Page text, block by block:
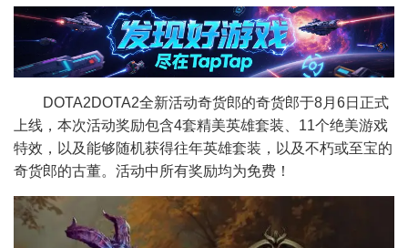
DOTA2DOTA2全新活动奇货郎的奇货郎于8月6日正式
上线，本次活动奖励包含4套精美英雄套装、11个绝美游戏
特效，以及能够随机获得往年英雄套装，以及不朽或至宝的
奇货郎的古董。活动中所有奖励均为免费！